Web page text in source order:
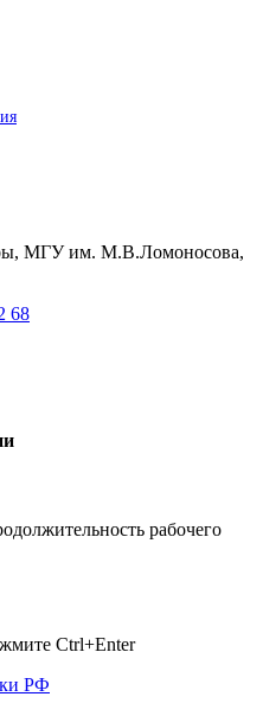
МГУ им. М.В.Ломоносова,
68
рабочего
Ctrl+Enter
РФ